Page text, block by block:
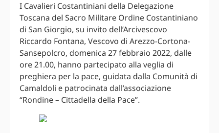
I Cavalieri Costantiniani della Delegazione
Toscana del Sacro Militare Ordine Costantiniano
di San Giorgio, su invito dell’Arcivescovo
Riccardo Fontana, Vescovo di Arezzo-Cortona-
Sansepolcro, domenica 27 febbraio 2022, dalle
ore 21.00, hanno partecipato alla veglia di
preghiera per la pace, guidata dalla Comunità di
Camaldoli e patrocinata dall’associazione
“Rondine – Cittadella della Pace”.